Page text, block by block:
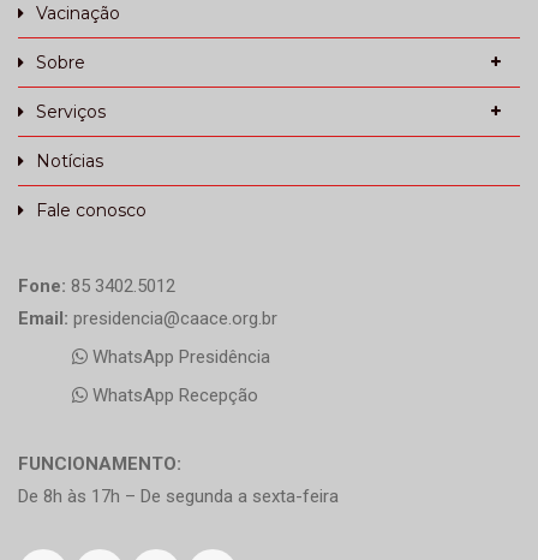
Vacinação
Sobre
Serviços
Notícias
Fale conosco
Fone: 85 3402.5012
Email: presidencia@caace.org.br
WhatsApp Presidência
WhatsApp Recepção
FUNCIONAMENTO:
De 8h às 17h – De segunda a sexta-feira